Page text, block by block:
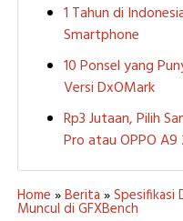
1 Tahun di
Smartphone
10 Ponsel yang
Versi DxOMark
Rp3 Jutaan, Pilih
Pro atau OPPO A9
Home »Berita »Spesifikasi
Muncul di GFXBench